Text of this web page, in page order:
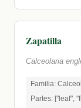
Zapatilla
Calceolaria
Familia:
Partes: ["leaf",